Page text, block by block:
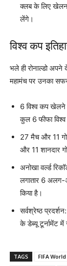
क्लब के लिए
लेंगे।
विश्व कप
भले ही रोनाल्डो
महामंच पर उनका सफर
6 विश्व कप खेलने
कुल 6 फीफा
27 मैच और 11
और 11 शानदार
अनोखा वर्ल्ड
लगातार 6
किया है।
सर्वश्रेष्ठ
के डेब्यू टूर्नामेंट में
TAGS FIFA